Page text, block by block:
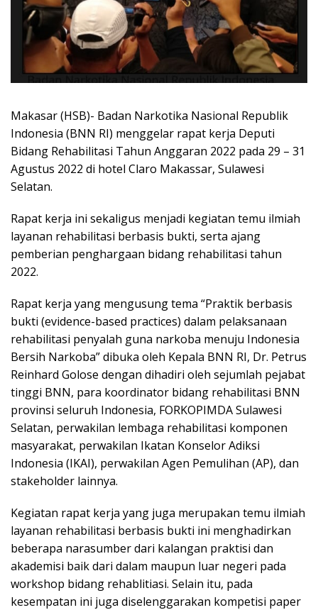
Makasar (HSB)- Badan Narkotika Nasional Republik
Indonesia (BNN RI) menggelar rapat kerja Deputi
Bidang Rehabilitasi Tahun Anggaran 2022 pada 29 – 31
Agustus 2022 di hotel Claro Makassar, Sulawesi
Selatan.
Rapat kerja ini sekaligus menjadi kegiatan temu ilmiah
layanan rehabilitasi berbasis bukti, serta ajang
pemberian penghargaan bidang rehabilitasi tahun
2022.
Rapat kerja yang mengusung tema “Praktik berbasis
bukti (evidence-based practices) dalam pelaksanaan
rehabilitasi penyalah guna narkoba menuju Indonesia
Bersih Narkoba” dibuka oleh Kepala BNN RI, Dr. Petrus
Reinhard Golose dengan dihadiri oleh sejumlah pejabat
tinggi BNN, para koordinator bidang rehabilitasi BNN
provinsi seluruh Indonesia, FORKOPIMDA Sulawesi
Selatan, perwakilan lembaga rehabilitasi komponen
masyarakat, perwakilan Ikatan Konselor Adiksi
Indonesia (IKAI), perwakilan Agen Pemulihan (AP), dan
stakeholder lainnya.
Kegiatan rapat kerja yang juga merupakan temu ilmiah
layanan rehabilitasi berbasis bukti ini menghadirkan
beberapa narasumber dari kalangan praktisi dan
akademisi baik dari dalam maupun luar negeri pada
workshop bidang rehablitiasi. Selain itu, pada
kesempatan ini juga diselenggarakan kompetisi paper